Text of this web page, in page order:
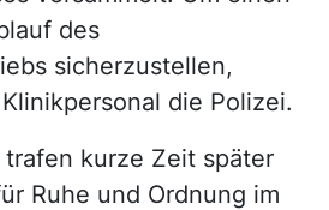
des
sicherzustellen,
die Polizei.
kurze Zeit später
Ruhe und Ordnung im